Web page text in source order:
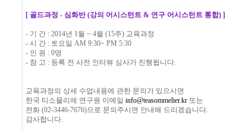
[ 골드과정 - 심화반 (강의 어시스턴트 & 연구 어시스턴트 통합) ]
- 기 간 : 2014년 1월 ~ 4월 (15주) 교육과정
- 시 간 : 토요일 AM 9:30~ PM 5:30
- 인 원 : 0명
- 참 고 : 등록 전 사전 인터뷰 심사가 진행됩니다.
교육과정의 상세 수업내용에 관한 문의가 있으시면
한국 티소믈리에 연구원 이메일 info@teasommelier.kr 또는
전화 (02-3446-7676)으로 문의주시면 안내해 드리겠습니다.
감사합니다.